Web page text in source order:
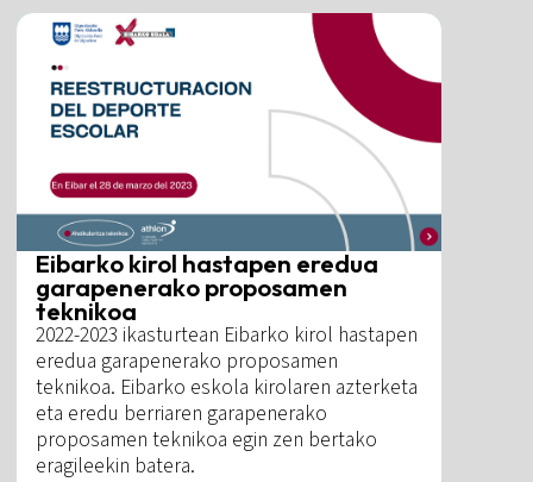
Eibarko kirol hastapen eredua
garapenerako proposamen
teknikoa
2022-2023 ikasturtean Eibarko kirol hastapen
eredua garapenerako proposamen
teknikoa. Eibarko eskola kirolaren azterketa
eta eredu berriaren garapenerako
proposamen teknikoa egin zen bertako
eragileekin batera.